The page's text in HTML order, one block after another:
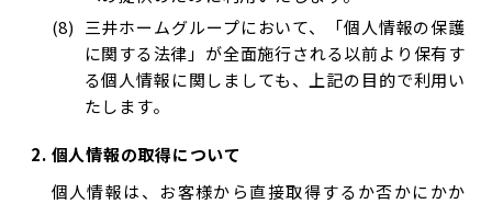
三井ホームグループにおいて、「個人情報の保護
に関する法律」が全面施行される以前より保有す
る個人情報に関しましても、上記の目的で利用い
たします。
個人情報の取得について
個人情報は、お客様から直接取得するか否かにかか